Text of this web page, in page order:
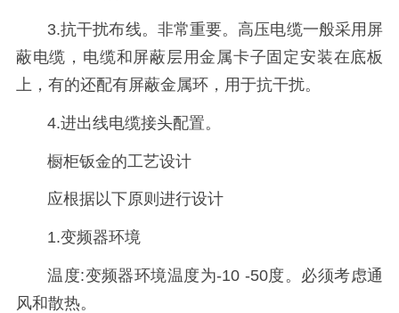
3.抗干扰布线。非常重要。高压电缆一般采用屏
蔽电缆，电缆和屏蔽层用金属卡子固定安装在底板
上，有的还配有屏蔽金属环，用于抗干扰。
4.进出线电缆接头配置。
橱柜钣金的工艺设计
应根据以下原则进行设计
1.变频器环境
温度:变频器环境温度为-10 -50度。必须考虑通
风和散热。